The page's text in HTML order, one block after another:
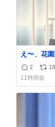
え〜、花園
も9歳児の
い、構っ
煮詰めた
てるご両
返
信
数
2
リ
ポ
ス
11時間前